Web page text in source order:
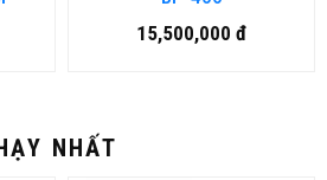
15,500,000 đ
NHẤT